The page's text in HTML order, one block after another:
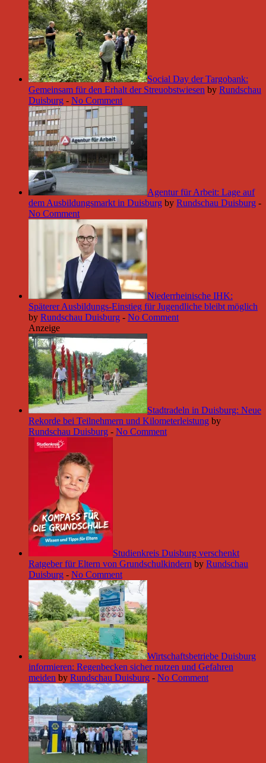
Social Day der Targobank:
Gemeinsam für den Erhalt der Streuobstwiesen by Rundschau
Duisburg - No Comment
Agentur für Arbeit: Lage auf
dem Ausbildungsmarkt in Duisburg by Rundschau Duisburg -
No Comment
Niederrheinische IHK:
Späterer Ausbildungs-Einstieg für Jugendliche bleibt möglich
by Rundschau Duisburg - No Comment
Anzeige
Stadtradeln in Duisburg: Neue
Rekorde bei Teilnehmern und Kilometerleistung by
Rundschau Duisburg - No Comment
Studienkreis Duisburg verschenkt
Ratgeber für Eltern von Grundschulkindern by Rundschau
Duisburg - No Comment
Wirtschaftsbetriebe Duisburg
informieren: Regenbecken sicher nutzen und Gefahren
meiden by Rundschau Duisburg - No Comment